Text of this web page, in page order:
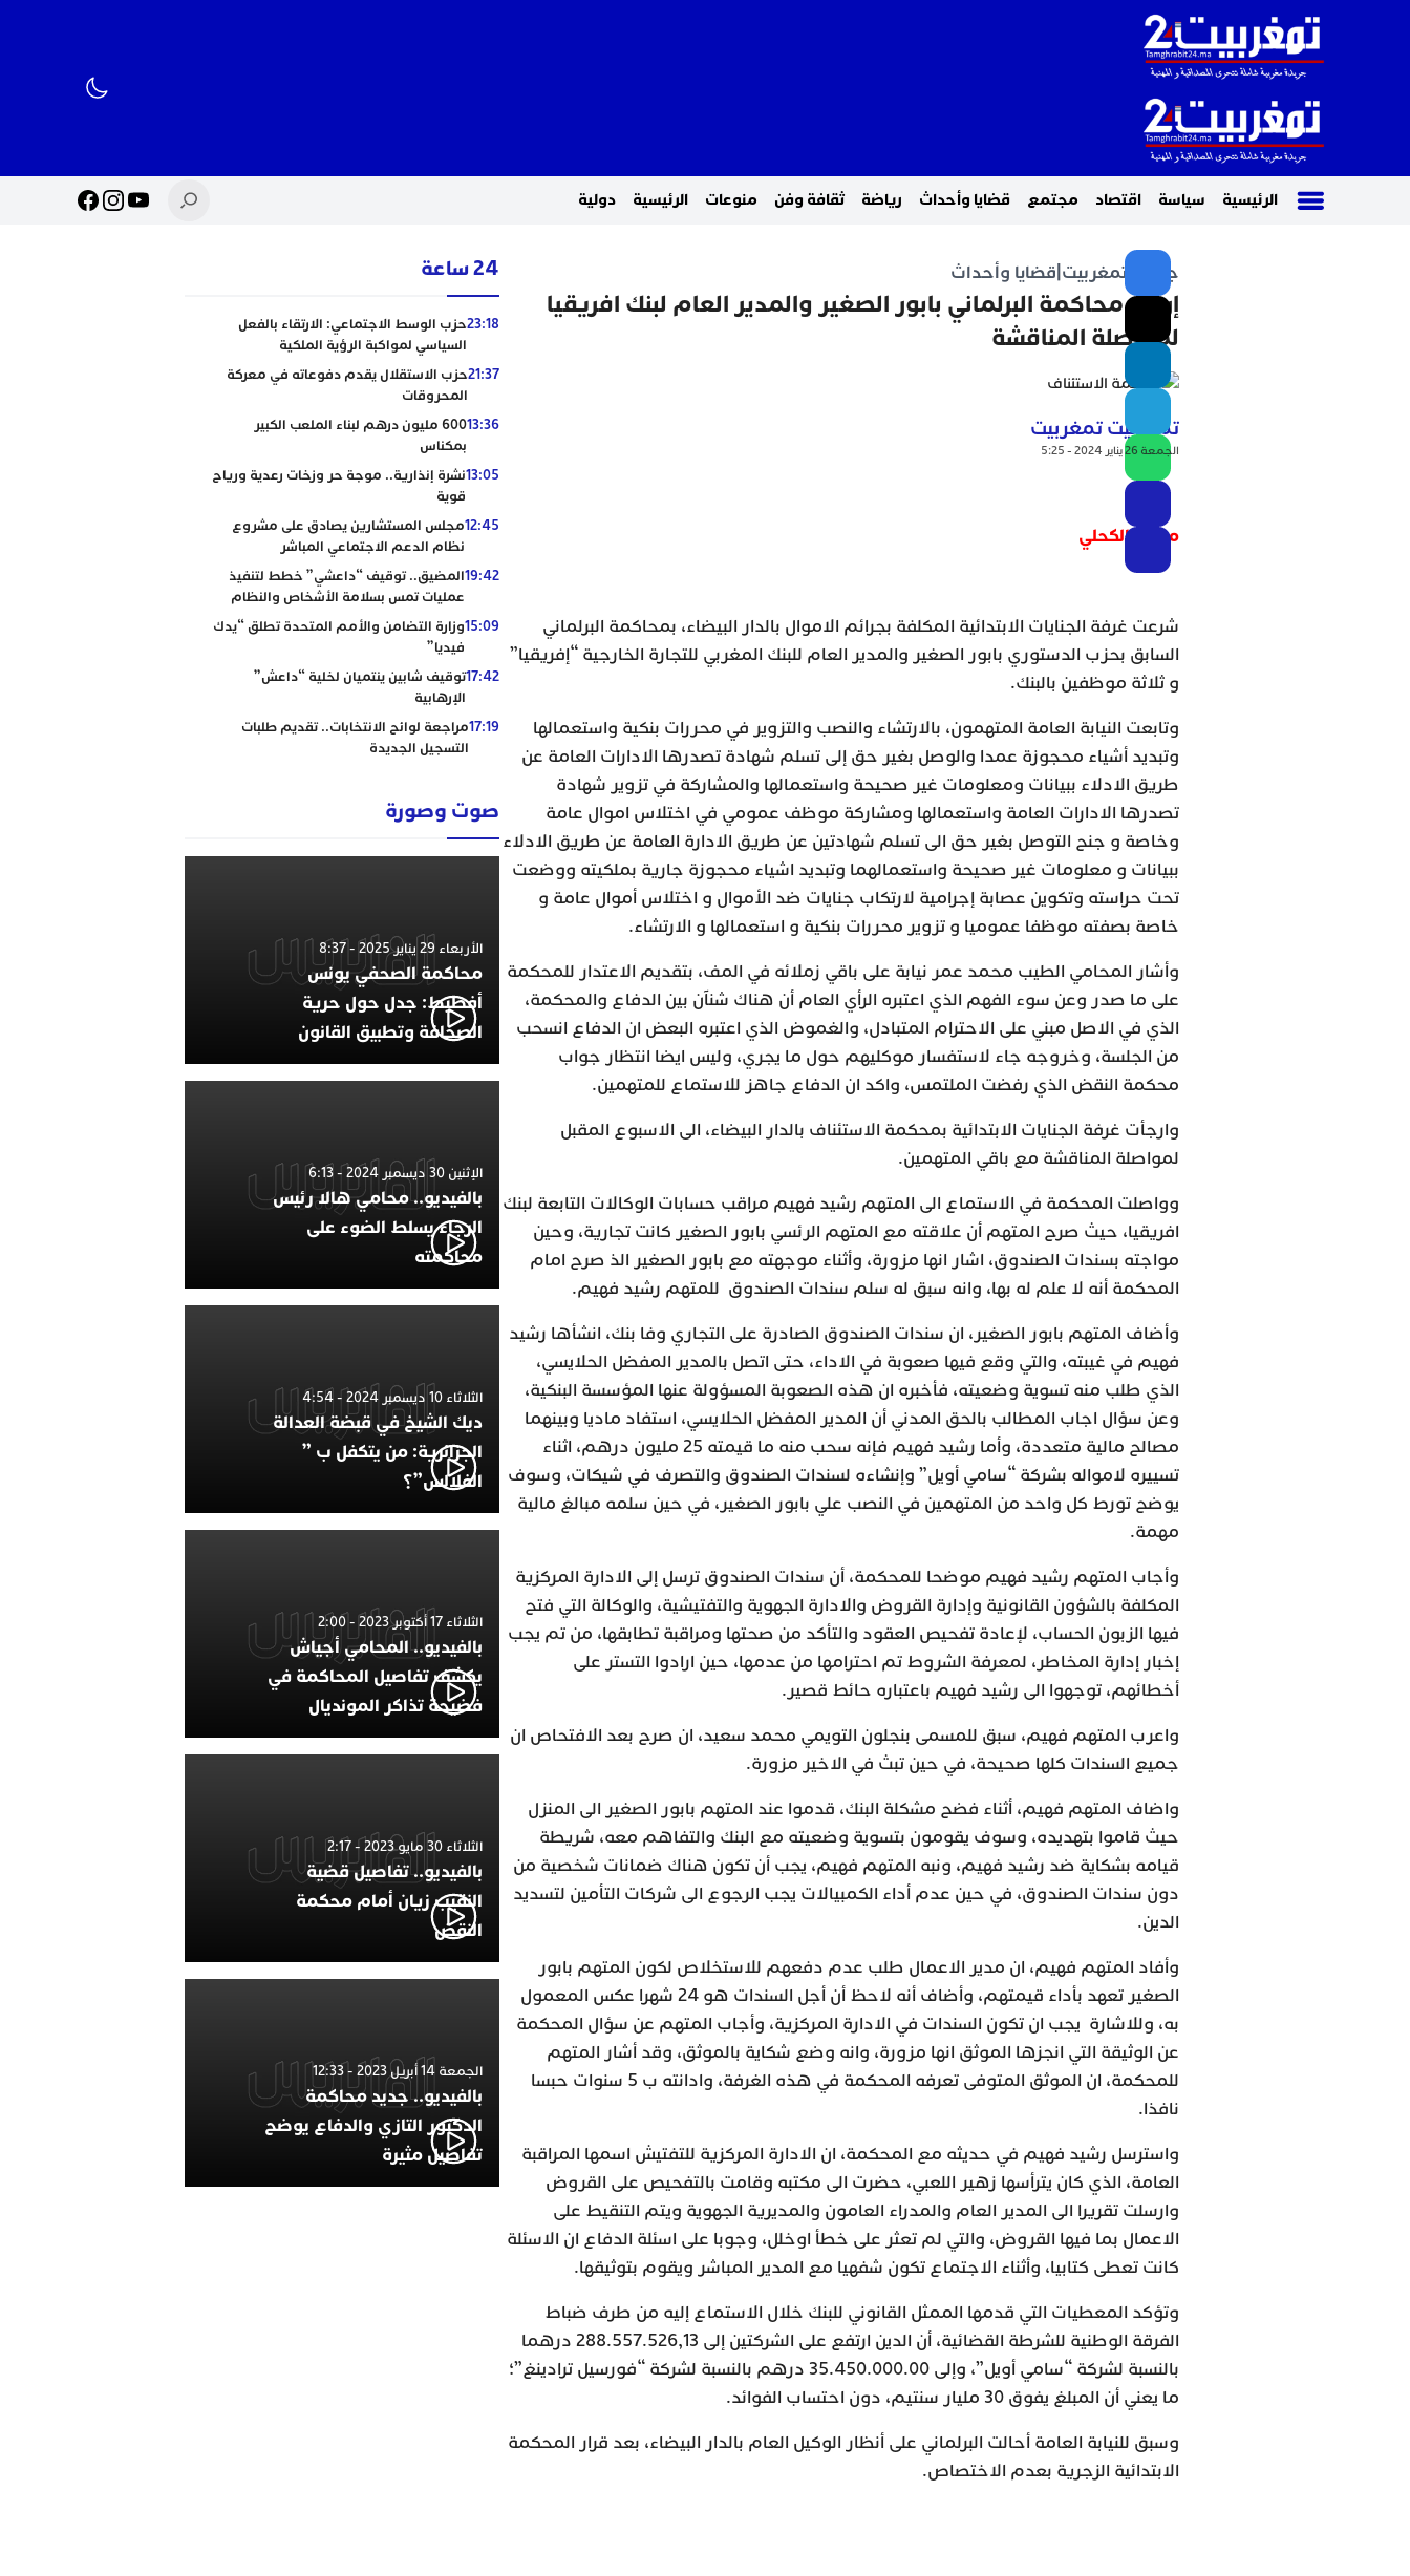
الرئيسية سياسة اقتصاد مجتمع قضايا وأحداث رياضة ثقافة وفن منوعات الرئيسية دولية
جريدة تمغربيت قضايا وأحداث
إرجاء محاكمة البرلماني بابور الصغير والمدير العام لبنك افريقيا
لمواصلة المناقشة
تمغربيت تمغربيت
الجمعة 26 يناير 2024 - 5:25
محمد الكحلي
شرعت غرفة الجنايات الابتدائية المكلفة بجرائم الاموال بالدار البيضاء، بمحاكمة البرلماني
السابق بحزب الدستوري بابور الصغير والمدير العام للبنك المغربي للتجارة الخارجية “إفريقيا”
و ثلاثة موظفين بالبنك.
وتابعت النيابة العامة المتهمون، بالارتشاء والنصب والتزوير في محررات بنكية واستعمالها
وتبديد أشياء محجوزة عمدا والوصل بغير حق إلى تسلم شهادة تصدرها الادارات العامة عن
طريق الادلاء ببيانات ومعلومات غير صحيحة واستعمالها والمشاركة في تزوير شهادة
تصدرها الادارات العامة واستعمالها ومشاركة موظف عمومي في اختلاس اموال عامة
وخاصة و جنح التوصل بغير حق الى تسلم شهادتين عن طريق الادارة العامة عن طريق الادلاء
ببيانات و معلومات غير صحيحة واستعمالهما وتبديد اشياء محجوزة جارية بملكيته ووضعت
تحت حراسته وتكوين عصابة إجرامية لارتكاب جنايات ضد الأموال و اختلاس أموال عامة و
خاصة بصفته موظفا عموميا و تزوير محررات بنكية و استعمالها و الارتشاء.
وأشار المحامي الطيب محمد عمر نيابة على باقي زملائه في المف، بتقديم الاعتدار للمحكمة
على ما صدر وعن سوء الفهم الذي اعتبره الرأي العام أن هناك شنآن بين الدفاع والمحكمة،
الذي في الاصل مبني على الاحترام المتبادل، والغموض الذي اعتبره البعض ان الدفاع انسحب
من الجلسة، وخروجه جاء لاستفسار موكليهم حول ما يجري، وليس ايضا انتظار جواب
محكمة النقض الذي رفضت الملتمس، واكد ان الدفاع جاهز للاستماع للمتهمين.
وارجأت غرفة الجنايات الابتدائية بمحكمة الاستئناف بالدار البيضاء، الى الاسبوع المقبل
لمواصلة المناقشة مع باقي المتهمين.
وواصلت المحكمة في الاستماع الى المتهم رشيد فهيم مراقب حسابات الوكالات التابعة لبنك
افريقيا، حيث صرح المتهم أن علاقته مع المتهم الرئسي بابور الصغير كانت تجارية، وحين
مواجته بسندات الصندوق، اشار انها مزورة، وأثناء موجهته مع بابور الصغير الذ صرح امام
المحكمة أنه لا علم له بها، وانه سبق له سلم سندات الصندوق للمتهم رشيد فهيم.
وأضاف المتهم بابور الصغير، ان سندات الصندوق الصادرة على التجاري وفا بنك، انشأها رشيد
فهيم في غيبته، والتي وقع فيها صعوبة في الاداء، حتى اتصل بالمدير المفضل الحلايسي،
الذي طلب منه تسوية وضعيته، فأخبره ان هذه الصعوبة المسؤولة عنها المؤسسة البنكية،
وعن سؤال اجاب المطالب بالحق المدني أن المدير المفضل الحلايسي، استفاد ماديا وبينهما
مصالح مالية متعددة، وأما رشيد فهيم فإنه سحب منه ما قيمته 25 مليون درهم، اثناء
تسييره لامواله بشركة “سامي أويل” وإنشاءه لسندات الصندوق والتصرف في شيكات، وسوف
يوضح تورط كل واحد من المتهمين في النصب علي بابور الصغير، في حين سلمه مبالغ مالية
مهمة.
وأجاب المتهم رشيد فهيم موضحا للمحكمة، أن سندات الصندوق ترسل إلى الادارة المركزية
المكلفة بالشؤون القانونية وإدارة القروض والادارة الجهوية والتفتيشية، والوكالة التي فتح
فيها الزبون الحساب، لإعادة تفحيص العقود والتأكد من صحتها ومراقبة تطابقها، من تم يجب
إخبار إدارة المخاطر، لمعرفة الشروط تم احترامها من عدمها، حين ارادوا التستر على
أخطائهم، توجهوا الى رشيد فهيم باعتباره حائط قصير.
واعرب المتهم فهيم، سبق للمسمى بنجلون التويمي محمد سعيد، ان صرح بعد الافتحاص ان
جميع السندات كلها صحيحة، في حين تبث في الاخير مزورة.
واضاف المتهم فهيم، أثناء فضح مشكلة البنك، قدموا عند المتهم بابور الصغير الى المنزل
حيث قاموا بتهديده، وسوف يقومون بتسوية وضعيته مع البنك والتفاهم معه، شريطة
قيامه بشكاية ضد رشيد فهيم، ونبه المتهم فهيم، يجب أن تكون هناك ضمانات شخصية من
دون سندات الصندوق، في حين عدم أداء الكمبيالات يجب الرجوع الى شركات التأمين لتسديد
الدين.
وأفاد المتهم فهيم، ان مدير الاعمال طلب عدم دفعهم للاستخلاص لكون المتهم بابور
الصغير تعهد بأداء قيمتهم، وأضاف أنه لاحظ أن أجل السندات هو 24 شهرا عكس المعمول
به، وللاشارة يجب ان تكون السندات في الادارة المركزية، وأجاب المتهم عن سؤال المحكمة
عن الوثيقة التي انجزها الموثق انها مزورة، وانه وضع شكاية بالموثق، وقد أشار المتهم
للمحكمة، ان الموثق المتوفى تعرفه المحكمة في هذه الغرفة، وادانته ب 5 سنوات حبسا
نافذا.
واسترسل رشيد فهيم في حديثه مع المحكمة، ان الادارة المركزية للتفتيش اسمها المراقبة
العامة، الذي كان يترأسها زهير اللعبي، حضرت الى مكتبه وقامت بالتفحيص على القروض
وارسلت تقريرا الى المدير العام والمدراء العامون والمديرية الجهوية ويتم التنقيط على
الاعمال بما فيها القروض، والتي لم تعثر على خطأ اوخلل، وجوبا على اسئلة الدفاع ان الاسئلة
كانت تعطى كتابيا، وأثناء الاجتماع تكون شفهيا مع المدير المباشر ويقوم بتوثيقها.
وتؤكد المعطيات التي قدمها الممثل القانوني للبنك خلال الاستماع إليه من طرف ضباط
الفرقة الوطنية للشرطة القضائية، أن الدين ارتفع على الشركتين إلى 288.557.526,13 درهما
بالنسبة لشركة “سامي أويل”، وإلى 35.450.000.00 درهم بالنسبة لشركة “فورسيل ترادينغ”؛
ما يعني أن المبلغ يفوق 30 مليار سنتيم، دون احتساب الفوائد.
وسبق للنيابة العامة أحالت البرلماني على أنظار الوكيل العام بالدار البيضاء، بعد قرار المحكمة
الابتدائية الزجرية بعدم الاختصاص.
24 ساعة
23:18حزب الوسط الاجتماعي: الارتقاء بالفعل
السياسي لمواكبة الرؤية الملكية
21:37حزب الاستقلال يقدم دفوعاته في معركة
المحروقات
13:36
600 مليون درهم لبناء الملعب الكبير
بمكناس
13:05نشرة إنذارية.. موجة حر وزخات رعدية ورياح
قوية
12:45مجلس المستشارين يصادق على مشروع
نظام الدعم الاجتماعي المباشر
19:42المضيق.. توقيف “داعشي” خطط لتنفيذ
عمليات تمس بسلامة الأشخاص والنظام
15:09وزارة التضامن والأمم المتحدة تطلق “يدك
فيديا”
17:42توقيف شابين ينتميان لخلية “داعش”
الإرهابية
17:19مراجعة لوائح الانتخابات.. تقديم طلبات
التسجيل الجديدة
صوت وصورة
الأربعاء 29 يناير 2025 - 8:37
محاكمة الصحفي يونس
أفطيط: جدل حول حرية
الصحافة وتطبيق القانون
الإثنين 30 ديسمبر 2024 - 6:13
بالفيديو.. محامي هالا رئيس
الرجاء يسلط الضوء على
محاكمته
الثلاثاء 10 ديسمبر 2024 - 4:54
ديك الشيخ في قبضة العدالة
الجزائرية: من يتكفل ب ”
الفلالس”؟
الثلاثاء 17 أكتوبر 2023 - 2:00
بالفيديو.. المحامي أجياش
يكشف تفاصيل المحاكمة في
فضيحة تذاكر المونديال
الثلاثاء 30 مايو 2023 - 2:17
بالفيديو.. تفاصيل قضية
النقيب زيان أمام محكمة
النقض
الجمعة 14 أبريل 2023 - 12:33
بالفيديو.. جديد محاكمة
الدكتور التازي والدفاع يوضح
تفاصيل مثيرة